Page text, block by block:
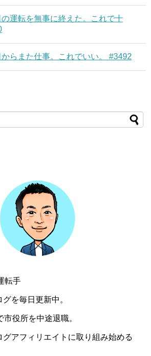
運転を無事に終えた。これで十
らまた仕事。これでいい。 #3492
転手
を毎日更新中。
役所を中途退職。
アフィリエイトに取り組み始める